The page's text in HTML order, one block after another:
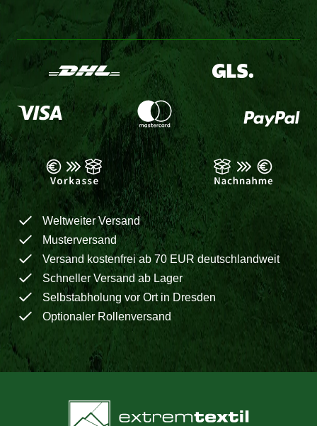
Weltweiter Versand
Musterversand
Versand kostenfrei ab 70 EUR deutschlandweit
Schneller Versand ab Lager
Selbstabholung vor Ort in Dresden
Optionaler Rollenversand